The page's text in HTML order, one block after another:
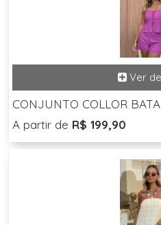
CONJUNTO COLLOR BATA
A partir de R$ 199,90